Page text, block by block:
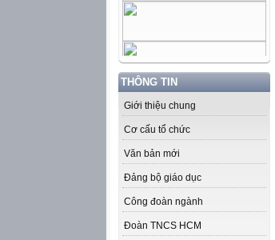
THÔNG TIN
Giới thiệu chung
Cơ cấu tổ chức
Văn bản mới
Đảng bộ giáo dục
Công đoàn ngành
Đoàn TNCS HCM